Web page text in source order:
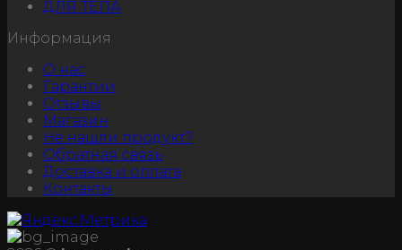
ДЛЯ ТЕЛА
Информация
О нас
Гарантии
Отзывы
Магазин
Не нашли продукт?
Обратная связь
Доставка и оплата
Контакты